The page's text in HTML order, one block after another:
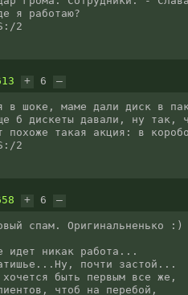
я работаю?
2
+ 6 –
б дискеты давали, ну так,
похоже такая акция: в
2
+ 6 –
спам. Оригинальненько :)
идет никак работа...
почти застой...
быть первым все же,
чтоб на перебой,